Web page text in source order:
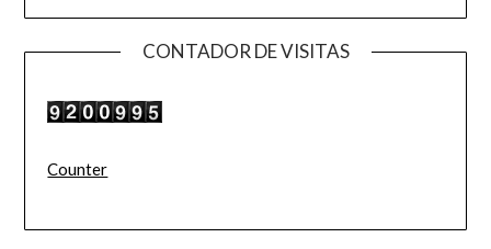
CONTADOR DE VISITAS
Counter